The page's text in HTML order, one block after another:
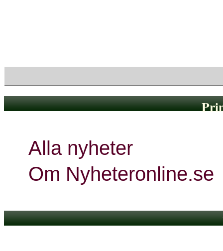
Visa endast rubriker
Alla nyheter
Om Nyheteronline.se